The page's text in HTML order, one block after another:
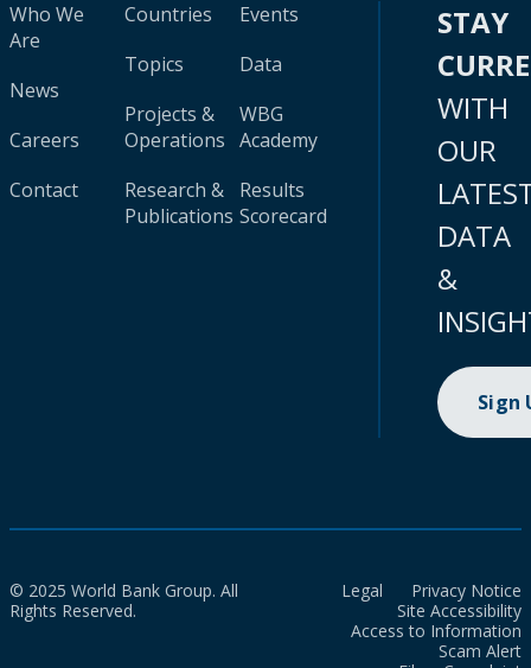
Who We
Are
News
Careers
Contact
Countries
Topics
Projects &
Operations
Research &
Publications
Events
Data
WBG
Academy
Results
Scorecard
STAY
WITH
OUR
DATA
&
Sign
© 2025 World Bank Group. All
Rights Reserved.
Legal
Privacy Notice
Site Accessibility
Access to Information
Scam Alert